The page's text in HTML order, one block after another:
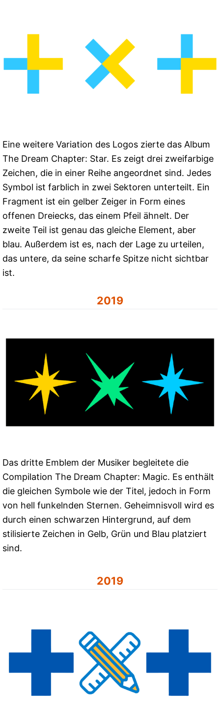
Eine weitere Variation des Logos zierte das Album
The Dream Chapter: Star. Es zeigt drei zweifarbige
Zeichen, die in einer Reihe angeordnet sind. Jedes
Symbol ist farblich in zwei Sektoren unterteilt. Ein
Fragment ist ein gelber Zeiger in Form eines
offenen Dreiecks, das einem Pfeil ähnelt. Der
zweite Teil ist genau das gleiche Element, aber
blau. Außerdem ist es, nach der Lage zu urteilen,
das untere, da seine scharfe Spitze nicht sichtbar
ist.
2019
Das dritte Emblem der Musiker begleitete die
Compilation The Dream Chapter: Magic. Es enthält
die gleichen Symbole wie der Titel, jedoch in Form
von hell funkelnden Sternen. Geheimnisvoll wird es
durch einen schwarzen Hintergrund, auf dem
stilisierte Zeichen in Gelb, Grün und Blau platziert
sind.
2019